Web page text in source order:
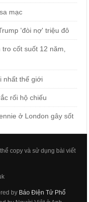
mạc
'đòi nợ' triệu đô
cốt suốt 12 năm,
nhất thế giới
rối hộ chiếu
ở London gây sốt
copy và sử dụng bài viết
by Báo Điện Tử Phổ